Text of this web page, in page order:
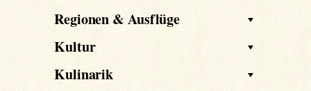
Regionen & Ausflüge
Kultur
Kulinarik